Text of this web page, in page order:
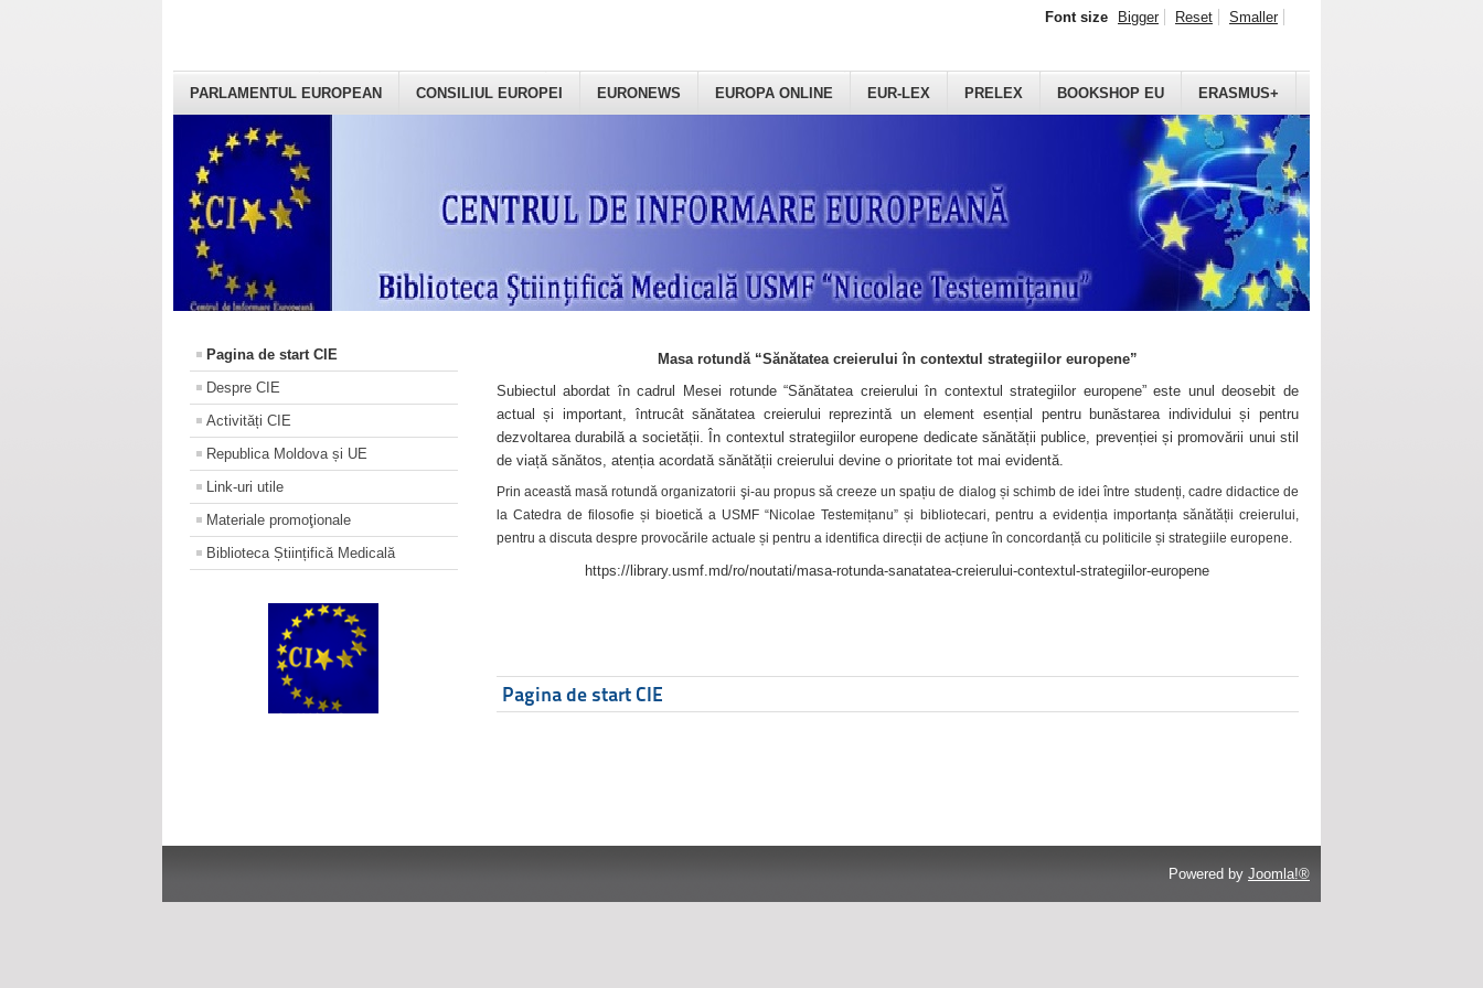
PARLAMENTUL EUROPEAN CONSILIUL EUROPEI EURONEWS EUROPA ONLINE EUR-LEX PRELEX BOOKSHOP EU ERASMUS+
Font size Bigger Reset Smaller
Pagina de start CIE
Despre CIE
Activități CIE
Republica Moldova și UE
Link-uri utile
Materiale promoţionale
Biblioteca Științifică Medicală
Masa rotundă “Sănătatea creierului în contextul strategiilor europene”
Subiectul abordat în cadrul Mesei rotunde “Sănătatea creierului în contextul strategiilor europene” este unul deosebit de
actual și important, întrucât sănătatea creierului reprezintă un element esențial pentru bunăstarea individului și pentru
dezvoltarea durabilă a societății. În contextul strategiilor europene dedicate sănătății publice, prevenției și promovării unui stil
de viață sănătos, atenția acordată sănătății creierului devine o prioritate tot mai evidentă.
Prin această masă rotundă organizatorii şi-au propus să creeze un spațiu de dialog și schimb de idei între studenți, cadre didactice de
la Catedra de filosofie și bioetică a USMF “Nicolae Testemițanu” și bibliotecari, pentru a evidenția importanța sănătății creierului,
pentru a discuta despre provocările actuale și pentru a identifica direcții de acțiune în concordanță cu politicile și strategiile europene.
https://library.usmf.md/ro/noutati/masa-rotunda-sanatatea-creierului-contextul-strategiilor-europene
Pagina de start CIE
Powered by Joomla!®